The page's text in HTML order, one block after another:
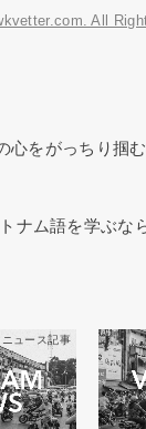
All
心をがっちり掴
ナム語を学ぶな
ニュース記事